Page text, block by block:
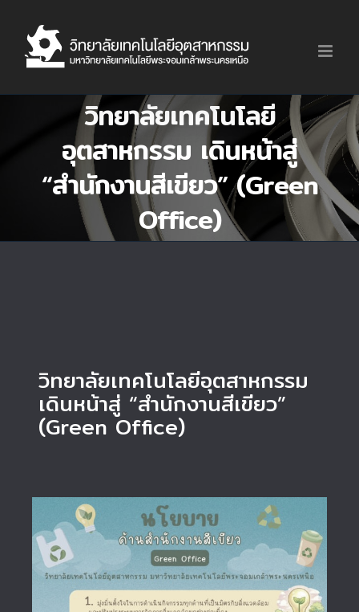
content
วิทยาลัยเทคโนโลยี
อุตสาหกรรม เดินหน้าสู่
“สำนักงานสีเขียว” (Green
Office)
วิทยาลัยเทคโนโลยีอุตสาหกรรม
เดินหน้าสู่ “สำนักงานสีเขียว”
(Green Office)